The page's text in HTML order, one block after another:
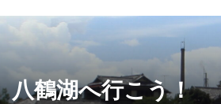
Skip
to
the
content
八鶴湖へ行こう！